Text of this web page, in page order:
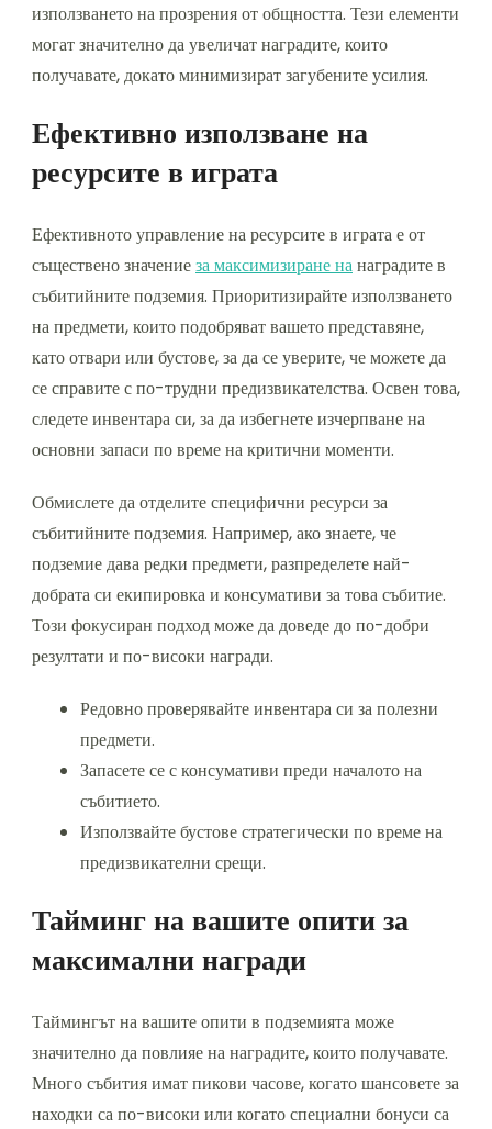
използването на прозрения от общността. Тези елементи
могат значително да увеличат наградите, които
получавате, докато минимизират загубените усилия.
Ефективно използване на
ресурсите в играта
Ефективното управление на ресурсите в играта е от
съществено значениеза максимизиране нанаградите в
събитийните подземия. Приоритизирайте използването
на предмети, които подобряват вашето представяне,
като отвари или бустове, за да се уверите, че можете да
се справите с по-трудни предизвикателства. Освен това,
следете инвентара си, за да избегнете изчерпване на
основни запаси по време на критични моменти.
Обмислете да отделите специфични ресурси за
събитийните подземия. Например, ако знаете, че
подземие дава редки предмети, разпределете най-
добрата си екипировка и консумативи за това събитие.
Този фокусиран подход може да доведе до по-добри
резултати и по-високи награди.
Редовно проверявайте инвентара си за полезни
предмети.
Запасете се с консумативи преди началото на
събитието.
Използвайте бустове стратегически по време на
предизвикателни срещи.
Тайминг на вашите опити за
максимални награди
Таймингът на вашите опити в подземията може
значително да повлияе на наградите, които получавате.
Много събития имат пикови часове, когато шансовете за
находки са по-високи или когато специални бонуси са